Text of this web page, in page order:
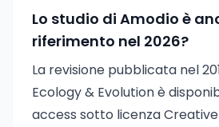
Lo studio di Amodio è
riferimento nel 2026?
La revisione pubblicata nel
Ecology & Evolution è
access sotto licenza